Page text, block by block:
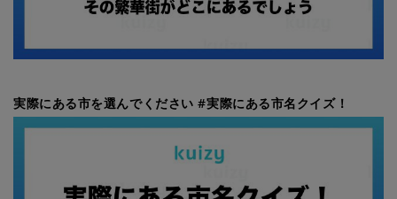
実際にある市を選んでください #実際にある市名クイズ！